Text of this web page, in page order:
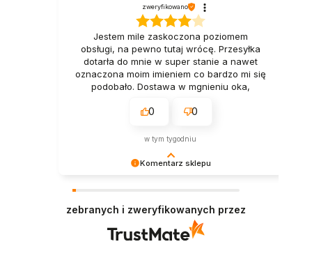
Komentarz sklepu
doświadczeniem. Jesteśmy szczęśliwi, że mamy
takich klientów. Z pozdrowieniami, obsługa
zweryfikowano
Jestem mile zaskoczona poziomem
obsługi, na pewno tutaj wrócę. Przesyłka
dotarła do mnie w super stanie a nawet
oznaczona moim imieniem co bardzo mi się
podobało. Dostawa w mgnieniu oka,
Pozdrawiam
0 0
w tym tygodniu
zebranych i zweryfikowanych przez